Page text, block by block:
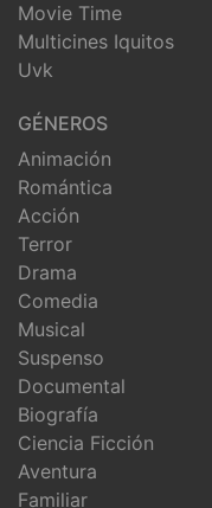
Movie Time
Multicines Iquitos
Uvk
GÉNEROS
Animación
Romántica
Acción
Terror
Drama
Comedia
Musical
Suspenso
Documental
Biografía
Ciencia Ficción
Aventura
Familiar